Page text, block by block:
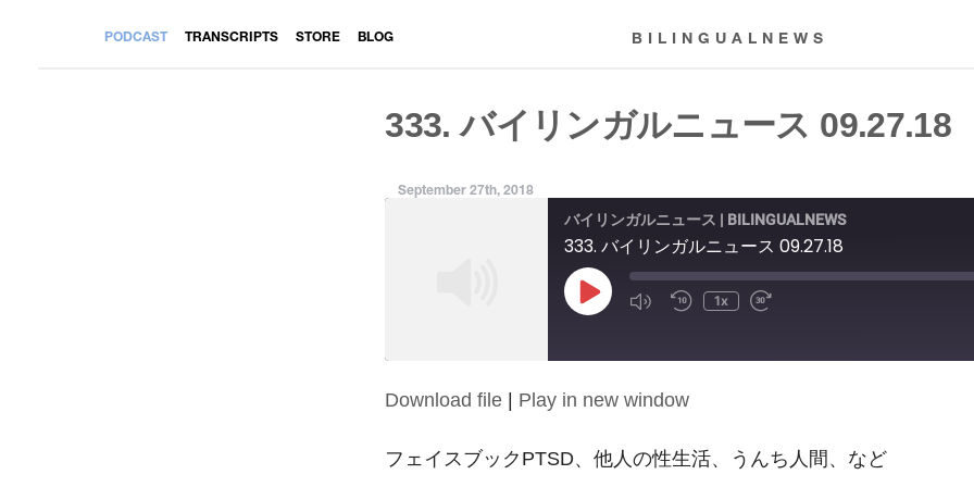
PODCAST TRANSCRIPTS STORE BLOG BILINGUALNEWS
333. バイリンガルニュース 09.27.18
September 27th, 2018
バイリンガルニュース | BILINGUALNEWS
333. バイリンガルニュース 09.27.18
Play
Episode
1x
SHARE
LINK
Download file | Play in new window
フェイスブックPTSD、他人の性生活、うんち人間、など